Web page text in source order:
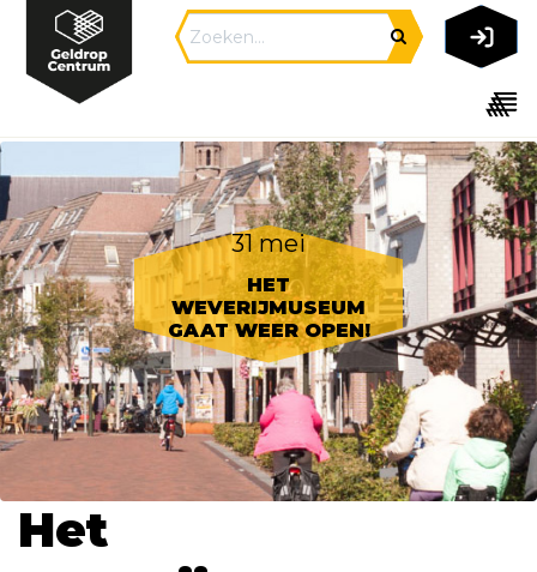
31 mei
HET
WEVERIJMUSEUM
GAAT WEER OPEN!
Het